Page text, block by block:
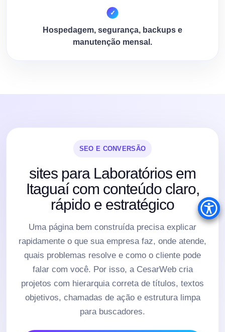
Hospedagem, segurança, backups e
manutenção mensal.
SEO E CONVERSÃO
sites para Laboratórios em
Itaguaí com conteúdo claro,
rápido e estratégico
Uma página bem construída precisa explicar
rapidamente o que sua empresa faz, onde atende,
quais problemas resolve e como o cliente pode
falar com você. Por isso, a CesarWeb cria
projetos com hierarquia correta de títulos, textos
objetivos, chamadas de ação e estrutura limpa
para buscadores.